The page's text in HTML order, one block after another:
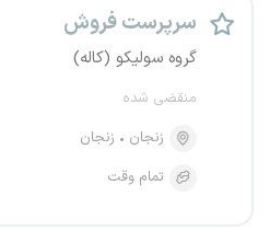
سرپرست فروش
گروه سولیکو (کاله)
منقضی شده
زنجان
زنجان
تمام وقت